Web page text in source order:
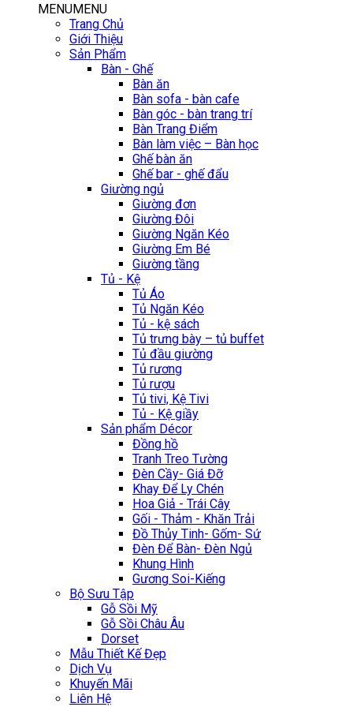
MENUMENU
Trang Chủ
Giới Thiệu
Sản Phẩm
Bàn - Ghế
Bàn ăn
Bàn sofa - bàn cafe
Bàn góc - bàn trang trí
Bàn Trang Điểm
Bàn làm việc – Bàn học
Ghế bàn ăn
Ghế bar - ghế đẩu
Giường ngủ
Giường đơn
Giường Đôi
Giường Ngăn Kéo
Giường Em Bé
Giường tầng
Tủ - Kệ
Tủ Áo
Tủ Ngăn Kéo
Tủ - kệ sách
Tủ trưng bày – tủ buffet
Tủ đầu giường
Tủ rương
Tủ rượu
Tủ tivi, Kệ Tivi
Tủ - Kệ giầy
Sản phẩm Décor
Đồng hồ
Tranh Treo Tường
Đèn Cầy- Giá Đỡ
Khay Để Ly Chén
Hoa Giả - Trái Cây
Gối - Thảm - Khăn Trải
Đồ Thủy Tinh- Gốm- Sứ
Đèn Để Bàn- Đèn Ngủ
Khung Hình
Gương Soi-Kiếng
Bộ Sưu Tập
Gỗ Sồi Mỹ
Gỗ Sồi Châu Âu
Dorset
Mẫu Thiết Kế Đẹp
Dịch Vụ
Khuyến Mãi
Liên Hệ